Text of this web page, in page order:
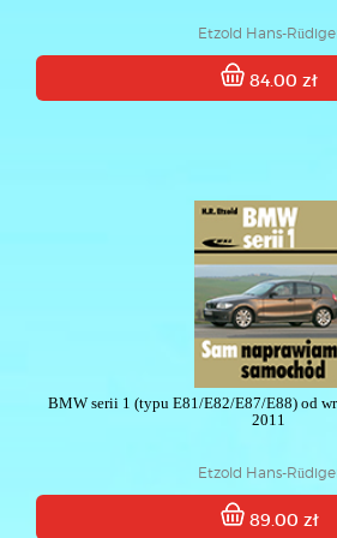
Etzold Hans-
84.00 zł
BMW serii 1 (typu E81/E82/E87/E88) od
2011
Etzold Hans-
89.00 zł